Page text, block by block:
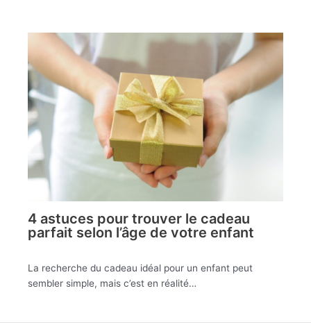
4 astuces pour trouver le cadeau
parfait selon l’âge de votre enfant
La recherche du cadeau idéal pour un enfant peut
sembler simple, mais c’est en réalité…